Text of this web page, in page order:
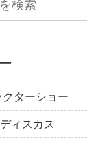
ターショー
ィスカス